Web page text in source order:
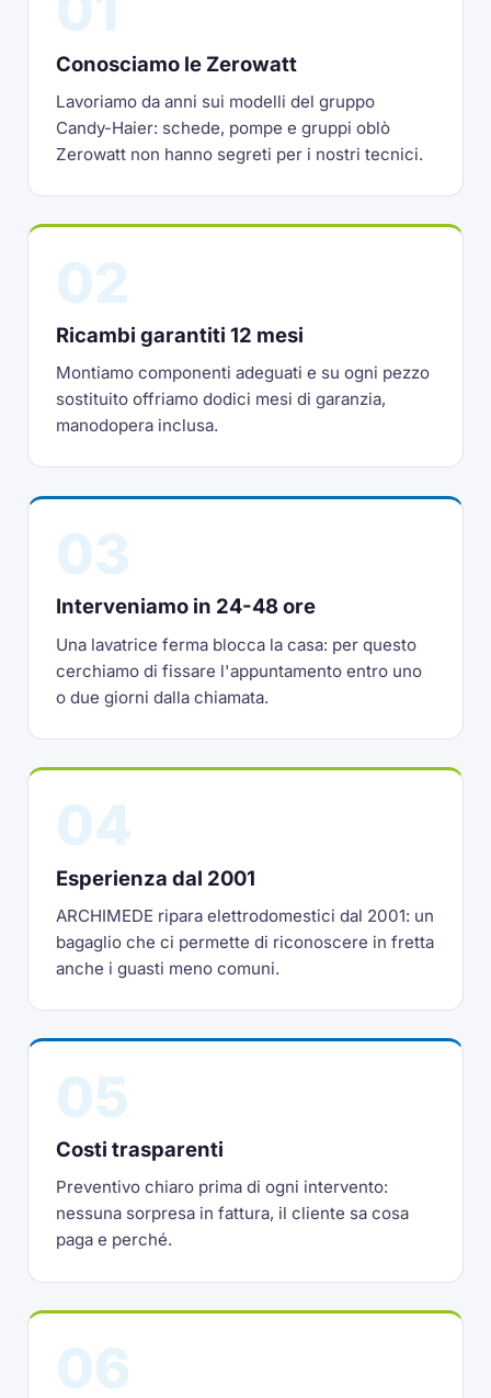
Conosciamo le Zerowatt
Lavoriamo da anni sui modelli del gruppo
Candy-Haier: schede, pompe e gruppi oblò
Zerowatt non hanno segreti per i nostri tecnici.
Ricambi garantiti 12 mesi
Montiamo componenti adeguati e su ogni pezzo
sostituito offriamo dodici mesi di garanzia,
manodopera inclusa.
Interveniamo in 24-48 ore
Una lavatrice ferma blocca la casa: per questo
cerchiamo di fissare l'appuntamento entro uno
o due giorni dalla chiamata.
Esperienza dal 2001
ARCHIMEDE ripara elettrodomestici dal 2001: un
bagaglio che ci permette di riconoscere in fretta
anche i guasti meno comuni.
Costi trasparenti
Preventivo chiaro prima di ogni intervento:
nessuna sorpresa in fattura, il cliente sa cosa
paga e perché.